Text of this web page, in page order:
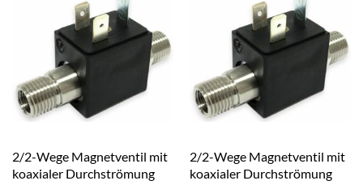
2/2-Wege Magnetventil mit
koaxialer Durchströmung
2/2-Wege Magnetventil mit
koaxialer Durchströmung